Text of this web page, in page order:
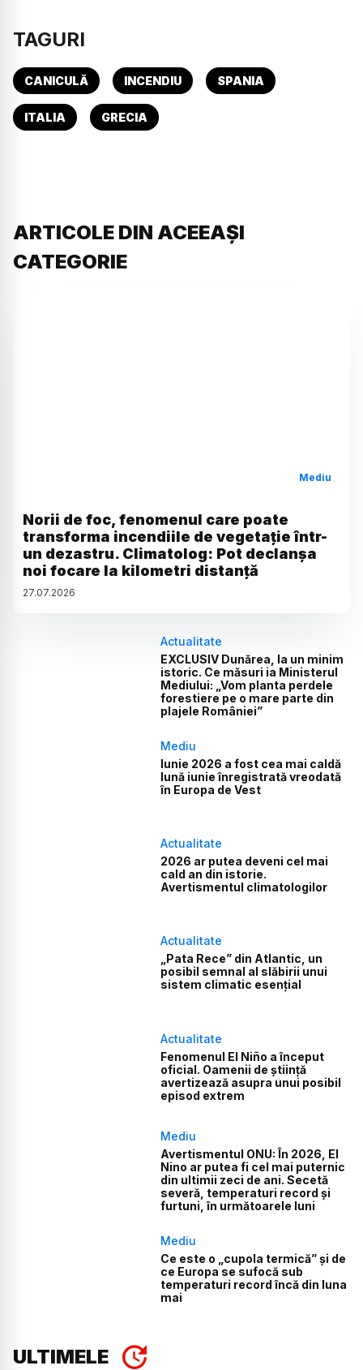
TAGURI
CANICULĂ INCENDIU SPANIA
ITALIA GRECIA
ARTICOLE DIN ACEEAȘI
CATEGORIE
Mediu
Norii de foc, fenomenul care poate
transforma incendiile de vegetație într-
un dezastru. Climatolog: Pot declanșa
noi focare la kilometri distanță
27.07.2026
Actualitate
EXCLUSIV Dunărea, la un minim
istoric. Ce măsuri ia Ministerul
Mediului: „Vom planta perdele
forestiere pe o mare parte din
plajele României”
Mediu
Iunie 2026 a fost cea mai caldă
lună iunie înregistrată vreodată
în Europa de Vest
Actualitate
2026 ar putea deveni cel mai
cald an din istorie.
Avertismentul climatologilor
Actualitate
„Pata Rece” din Atlantic, un
posibil semnal al slăbirii unui
sistem climatic esențial
Actualitate
Fenomenul El Niño a început
oficial. Oamenii de știință
avertizează asupra unui posibil
episod extrem
Mediu
Avertismentul ONU: În 2026, El
Nino ar putea fi cel mai puternic
din ultimii zeci de ani. Secetă
severă, temperaturi record și
furtuni, în următoarele luni
Mediu
Ce este o „cupola termică” și de
ce Europa se sufocă sub
temperaturi record încă din luna
mai
ULTIMELE